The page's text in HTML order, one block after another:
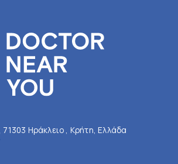
Ηράκλειο , Κρήτη, Ελλάδα